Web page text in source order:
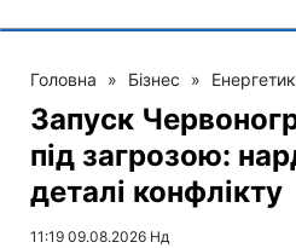
Головна » Бізнес »
Запуск
під загрозою:
деталі конфлікту
11:19 09.08.2026 Нд